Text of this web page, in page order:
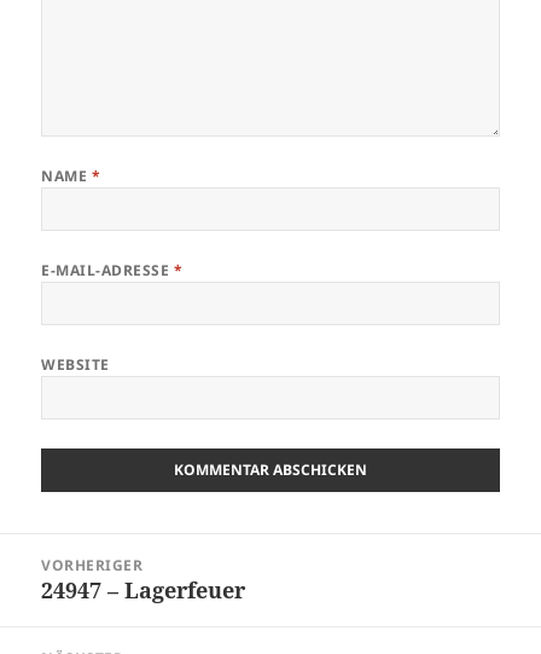
NAME *
E-MAIL-ADRESSE *
WEBSITE
VORHERIGER
Vorheriger
24947 – Lagerfeuer